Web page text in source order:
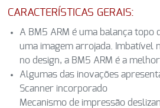
CARACTERÍSTICAS GERAIS:
A BM5 ARM é uma balança topo
uma imagem arrojada.
no design, a BM5 ARM é a
Algumas das inovações
Scanner incorporado
Mecanismo de impressão